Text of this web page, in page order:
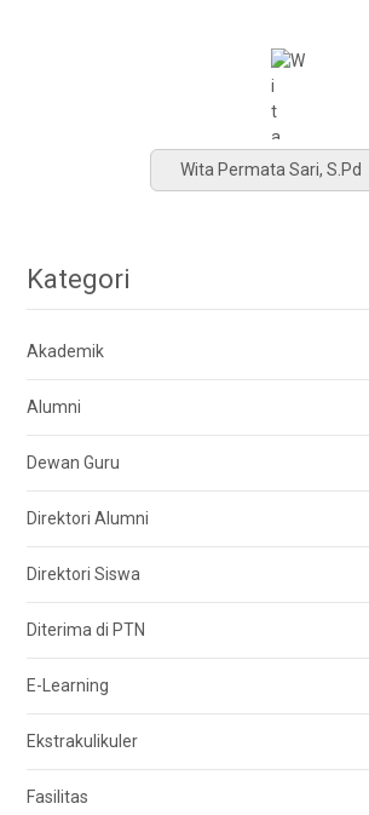
Wita Permata Sari, S.Pd
Kategori
Akademik
Alumni
Dewan Guru
Direktori Alumni
Direktori Siswa
Diterima di PTN
E-Learning
Ekstrakulikuler
Fasilitas